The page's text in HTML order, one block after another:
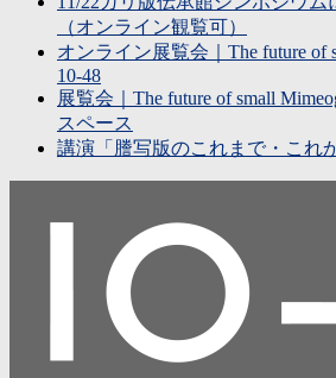
（オンライン観覧可）
オンライン展覧会｜The future of
10-48
展覧会｜The future of small
スペース
講演「謄写版のこれまで・これ